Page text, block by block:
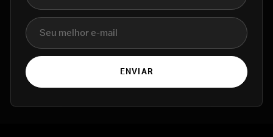
E-mail
ENVIAR